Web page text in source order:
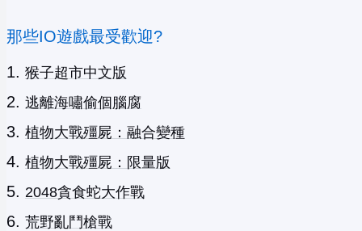
那些IO遊戲最受歡迎?
猴子超市中文版
逃離海嘯偷個腦腐
植物大戰殭屍：融合變種
植物大戰殭屍：限量版
2048貪食蛇大作戰
荒野亂鬥槍戰